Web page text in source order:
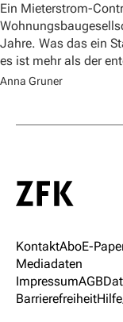
Ein Mieterstrom-
Jahre. Was das ein
es ist mehr als der
Anna Gruner
KontaktAboE-
Mediadaten
ImpressumAGB
Barrierefreiheit